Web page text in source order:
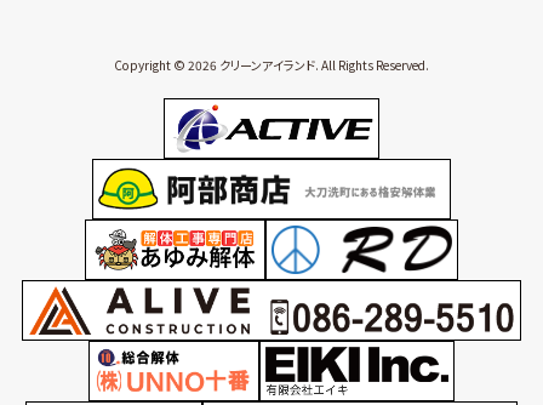
Copyright © 2026 クリーンアイランド. All Rights Reserved.